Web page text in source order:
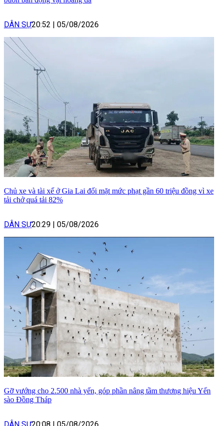
DÂN SỰ20:52 05/08/2026
Chủ xe và tài xế ở Gia Lai đối mặt mức phạt gần 60 triệu đồng vì xe
tải chở quá tải 82%
DÂN SỰ20:29 05/08/2026
Gỡ vướng cho 2.500 nhà yến, góp phần nâng tầm thương hiệu Yến
sào Đồng Tháp